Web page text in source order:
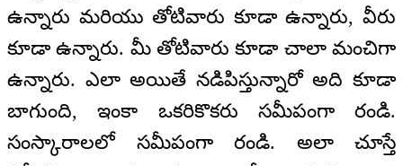
ఉన్నారు మరియు తోటివారు కూడా ఉన్నారు, వీరు
కూడా ఉన్నారు. మీ తోటివారు కూడా చాలా మంచిగా
ఉన్నారు. ఎలా అయితే నడిపిస్తున్నారో అది కూడా
బాగుంది, ఇంకా ఒకరికొకరు సమీపంగా రండి.
సంస్కారాలలో సమీపంగా రండి. అలా చూస్తే